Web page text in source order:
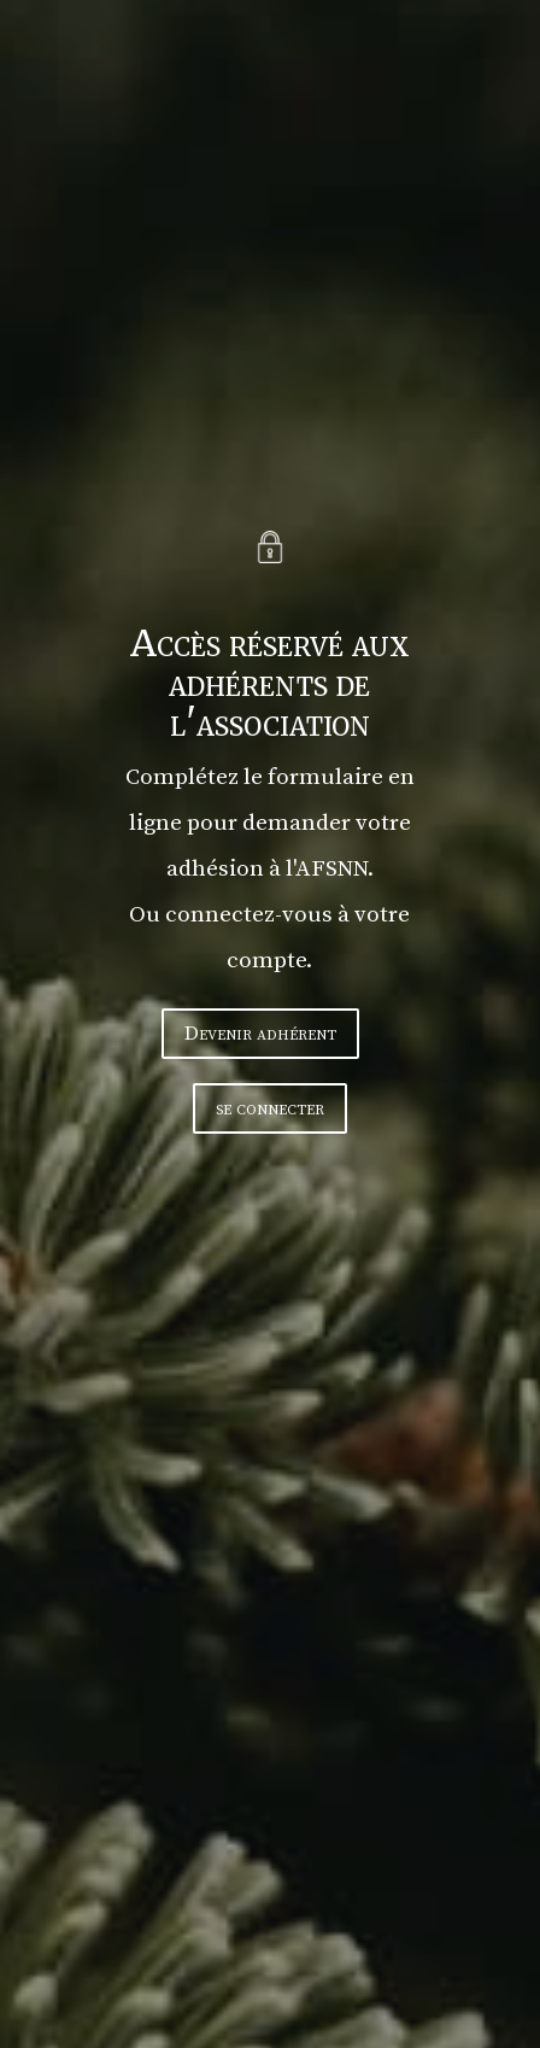
Accès réservé aux
adhérents de
l'association
Complétez le formulaire en
ligne pour demander votre
adhésion à l'AFSNN.
Ou connectez-vous à votre
compte.
Devenir adhérent
se connecter